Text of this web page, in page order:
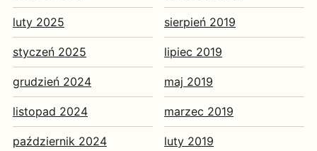
luty 2025
styczeń 2025
grudzień 2024
listopad 2024
październik 2024
sierpień 2019
lipiec 2019
maj 2019
marzec 2019
luty 2019